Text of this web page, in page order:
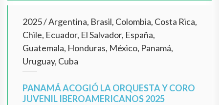
2025/Argentina, Brasil, Colombia, Costa Rica,
Chile, Ecuador, El Salvador, España,
Guatemala, Honduras, México, Panamá,
Uruguay, Cuba
PANAMÁ ACOGIÓ LA ORQUESTA Y CORO
JUVENIL IBEROAMERICANOS 2025